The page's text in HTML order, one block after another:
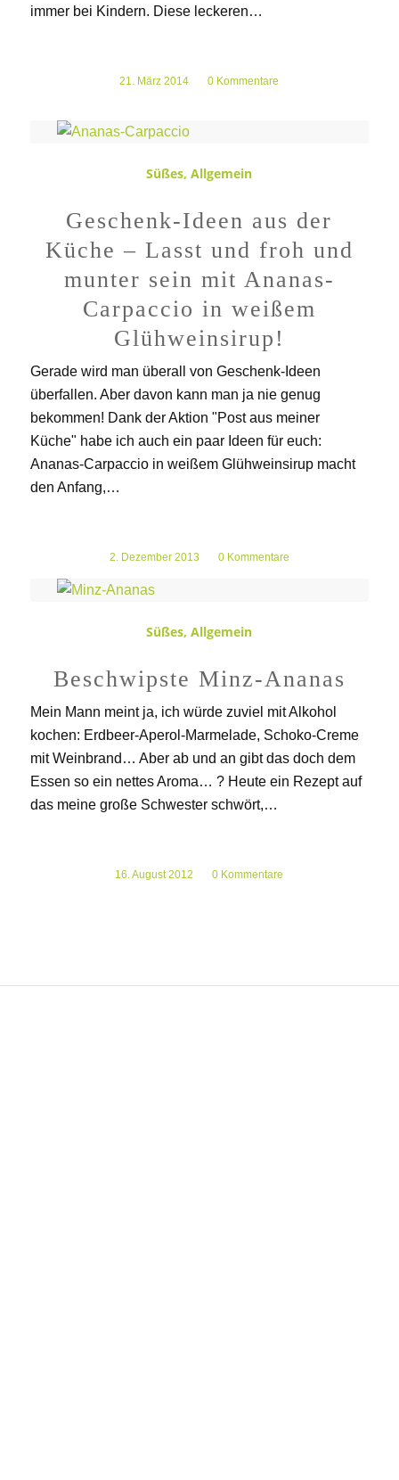
immer bei Kindern. Diese leckeren…
21. März 2014
/ 0 Kommentare
Süßes,Allgemein
Geschenk-Ideen aus der
Küche – Lasst und froh und
munter sein mit Ananas-
Carpaccio in weißem
Glühweinsirup!
Gerade wird man überall von Geschenk-Ideen
überfallen. Aber davon kann man ja nie genug
bekommen! Dank der Aktion "Post aus meiner
Küche" habe ich auch ein paar Ideen für euch:
Ananas-Carpaccio in weißem Glühweinsirup macht
den Anfang,…
2. Dezember 2013
/ 0 Kommentare
Süßes,Allgemein
Beschwipste Minz-Ananas
Mein Mann meint ja, ich würde zuviel mit Alkohol
kochen: Erdbeer-Aperol-Marmelade, Schoko-Creme
mit Weinbrand… Aber ab und an gibt das doch dem
Essen so ein nettes Aroma… ? Heute ein Rezept auf
das meine große Schwester schwört,…
16. August 2012
/ 0 Kommentare